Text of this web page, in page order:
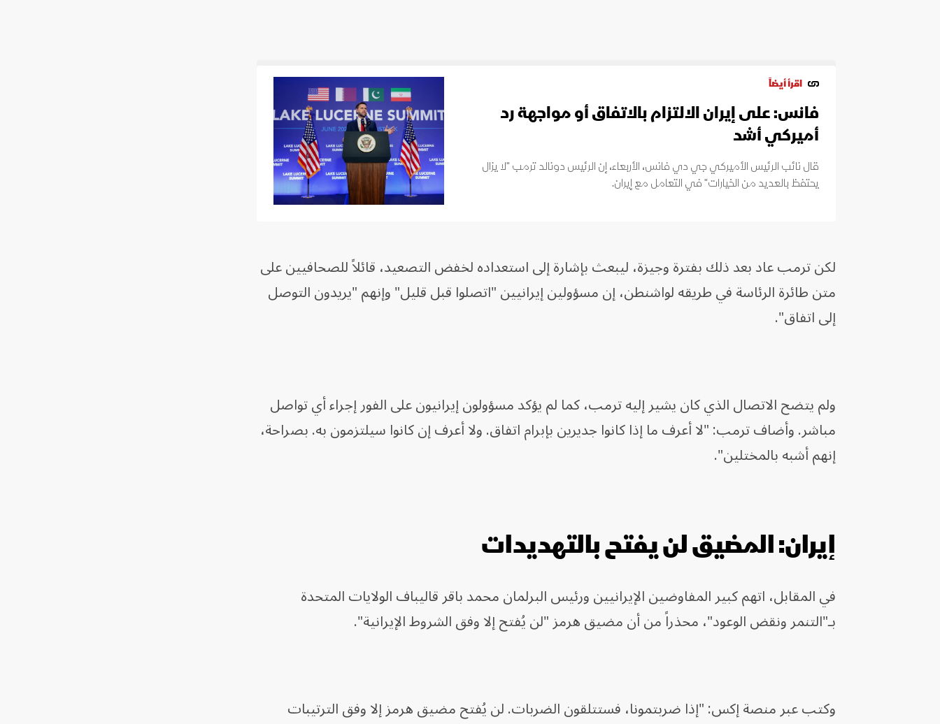
اقرأ أيضاً
فانس: على إيران الالتزام بالاتفاق أو مواجهة رد
أميركي أشد
قال نائب الرئيس الأميركي جي دي فانس، الأربعاء، إن الرئيس دونالد ترمب "لا يزال
يحتفظ بالعديد من الخيارات" في التعامل مع إيران.
لكن ترمب عاد بعد ذلك بفترة وجيزة، ليبعث بإشارة إلى استعداده لخفض التصعيد، قائلاً للصحافيين على
متن طائرة الرئاسة في طريقه لواشنطن، إن مسؤولين إيرانيين "اتصلوا قبل قليل" وإنهم "يريدون التوصل
إلى اتفاق".
ولم يتضح الاتصال الذي كان يشير إليه ترمب، كما لم يؤكد مسؤولون إيرانيون على الفور إجراء أي تواصل
مباشر. وأضاف ترمب: "لا أعرف ما إذا كانوا جديرين بإبرام اتفاق. ولا أعرف إن كانوا سيلتزمون به. بصراحة،
إنهم أشبه بالمختلين".
إيران: المضيق لن يفتح بالتهديدات
في المقابل، اتهم كبير المفاوضين الإيرانيين ورئيس البرلمان محمد باقر قاليباف الولايات المتحدة
بـ"التنمر ونقض الوعود"، محذراً من أن مضيق هرمز "لن يُفتح إلا وفق الشروط الإيرانية".
وكتب عبر منصة إكس: "إذا ضربتمونا، فستتلقون الضربات. لن يُفتح مضيق هرمز إلا وفق الترتيبات